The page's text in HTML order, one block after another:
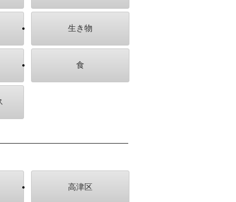
生き物
食
高津区